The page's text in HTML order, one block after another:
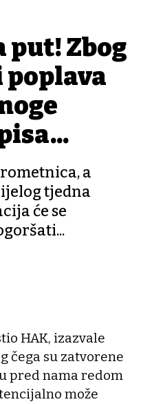
put! Zbog
a
tjedna
će se
HAK, izazvale
čega su zatvorene
pred nama redom
može